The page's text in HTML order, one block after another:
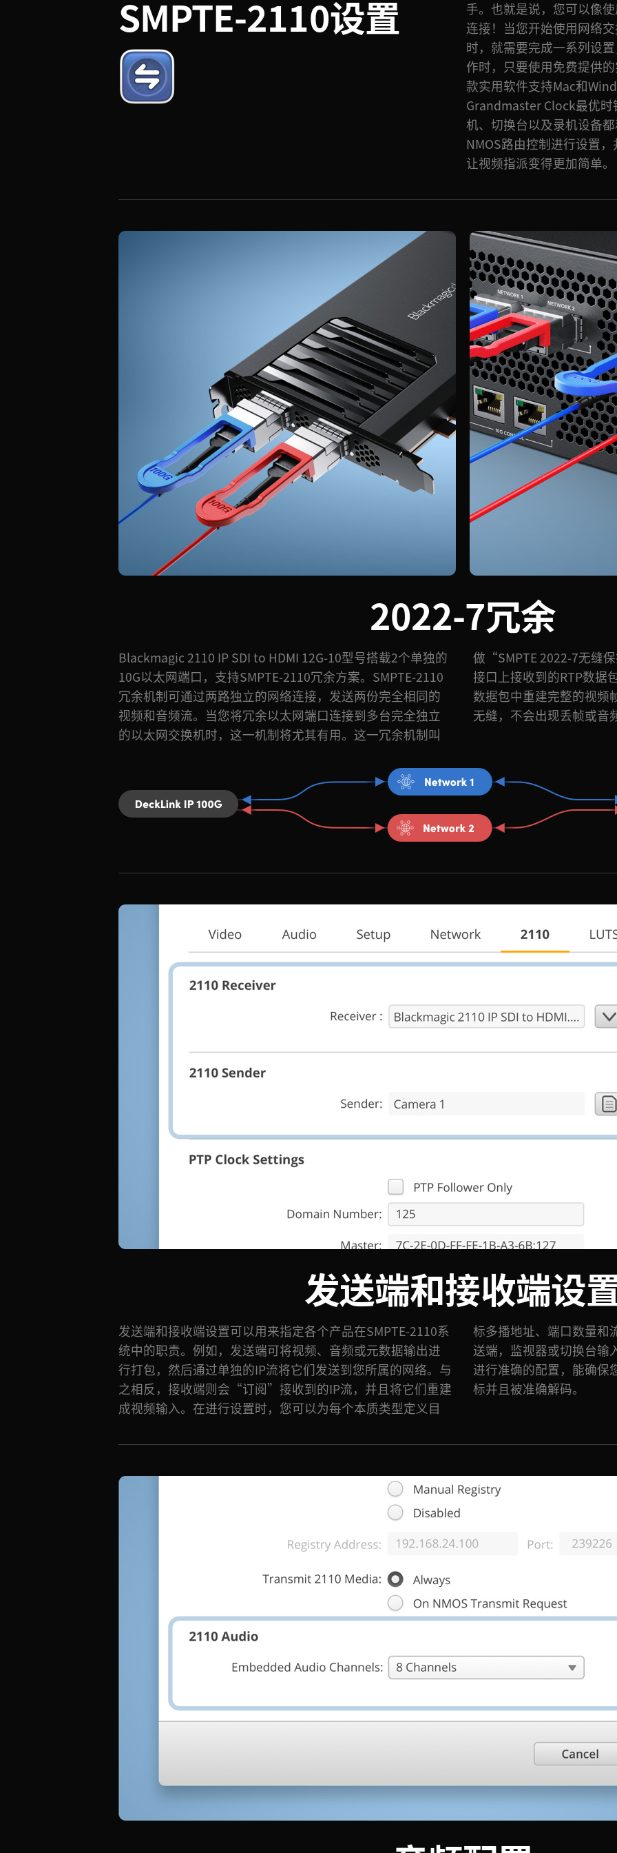
SMPTE-2110设置
手。也就是说，您可以像
连接！当您开始使用网络
时，就需要完成一系列设
作时，只要使用免费提供
款实用软件支持Mac和
Grandmaster Clock最优
机、切换台以及录机设备
NMOS路由控制进行设置
让视频指派变得更加简单。
2022-7冗余
Blackmagic 2110 IP SDI to HDMI 12G-10型号搭载2个单独的
10G以太网端口，支持SMPTE-2110冗余方案。SMPTE-2110
冗余机制可通过两路独立的网络连接，发送两份完全相同的
视频和音频流。当您将冗余以太网端口连接到多台完全独立
的以太网交换机时，这一机制将尤其有用。这一冗余机制叫
做“SMPTE 2022-7无缝保护切换”，它可以比对两个以太网
接口上接收到的RTP数据包的序列号，然后从最先到达的像素
数据包中重建完整的视频帧。这一切换为实时执行并且完全
无缝，不会出现丢帧或音
发送端和接收端设
发送端和接收端设置可以用来指定各个产品在SMPTE-2110系
统中的职责。例如，发送端可将视频、音频或元数据输出进
行打包，然后通过单独的IP流将它们发送到您所属的网络。与
之相反，接收端则会“订阅”接收到的IP流，并且将它们重建
成视频输入。在进行设置时，您可以为每个本质类型定义目
标多播地址、端口数量和流格式。因此，摄影机可以作为发
送端，监视器或切换台输入则可以作为接收端。对各项设置
进行准确的配置，能确保您的2110 IP流可以顺利抵达正确目
标并且被准确解码。